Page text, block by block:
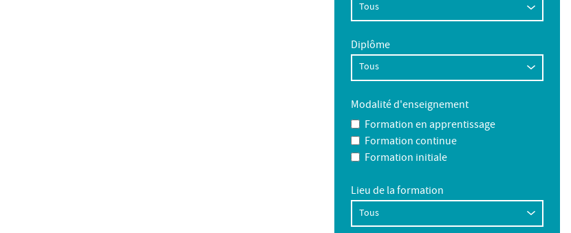
Diplôme
Modalité d'enseignement
Formation en apprentissage
Formation continue
Formation initiale
Lieu de la formation